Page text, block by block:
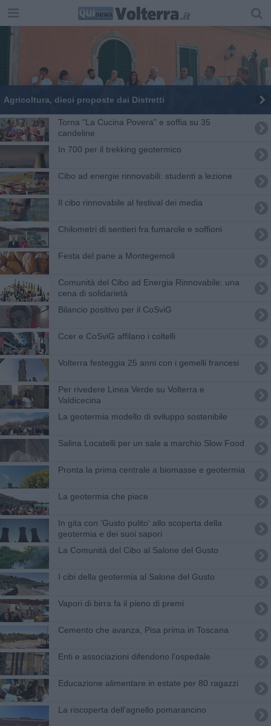
Agricoltura, dieci proposte dai Distretti
Torna "La Cucina Povera" e soffia su 35
candeline
In 700 per il trekking geotermico
Cibo ad energie rinnovabili: studenti a lezione
Il cibo rinnovabile al festival dei media
Chilometri di sentieri fra fumarole e soffioni
Festa del pane a Montegemoli
Comunità del Cibo ad Energia Rinnovabile: una
cena di solidarietà
Bilancio positivo per il CoSviG
Ccer e CoSviG affilano i coltelli
Volterra festeggia 25 anni con i gemelli francesi
Per rivedere Linea Verde su Volterra e
Valdicecina
La geotermia modello di sviluppo sostenibile
Salina Locatelli per un sale a marchio Slow Food
Pronta la prima centrale a biomasse e geotermia
La geotermia che piace
In gita con 'Gusto pulito' allo scoperta della
geotermia e dei suoi sapori
La Comunità del Cibo al Salone del Gusto
I cibi della geotermia al Salone del Gusto
Vapori di birra fa il pieno di premi
Cemento che avanza, Pisa prima in Toscana
Enti e associazioni difendono l'ospedale
Educazione alimentare in estate per 80 ragazzi
La riscoperta dell'agnello pomarancino